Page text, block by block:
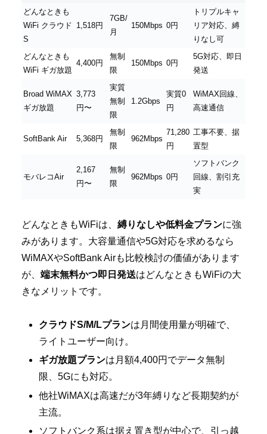
どんなときも
WiFi クラウド
S
1,518円
7GB/
月
150Mbps 0円
トリプルキャ
リア対応、縛
りなし可
どんなときも
WiFi ギガ放題
4,400円
無制
限
150Mbps 0円
5G対応、即日
発送
Broad WiMAX
ギガ放題
3,773
円〜
実質
無制
限
1.2Gbps
実質0
円
WiMAX回線、
高速通信
SoftBank Air 5,368円
無制
限
962Mbps
71,280
円
工事不要、据
置型
モバレコAir
2,167
円〜
無制
限
962Mbps 0円
ソフトバンク
回線、割引充
実
どんなときもWiFiは、 縛りなしや低料金プランに強
みがあります。大容量通信や5G対応を求めるなら
WiMAXやSoftBank Airも比較検討の価値があります
が、 端末無料かつ即日発送はどんなときもWiFiの大
きなメリットです。
クラウドS/M/Lプランは月間使用量が明確で、
ライトユーザー向け。
ギガ放題プランは月額4,400円でデータ無制
限、5Gにも対応。
他社WiMAXは高速だが3年縛りなど長期契約が
主流。
ソフトバンク系は据え置き型が中心で、引っ越